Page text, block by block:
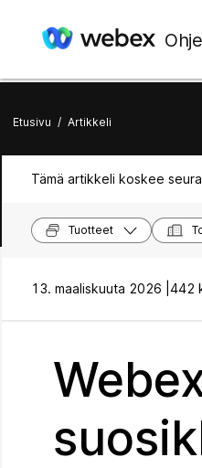
Etusivu / Artikkeli
Tämä artikkeli koskee
Tuotteet
13. maaliskuuta 2026 | 442